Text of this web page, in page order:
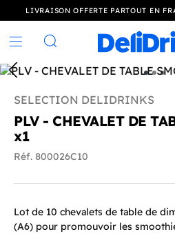
LIVRAISON OFFERTE PARTOUT EN
Rechercher
SELECTION DELIDRINKS
PLV - CHEVALET DE
x1
Réf. 800026C10
Lot de 10 chevalets de table de
(A6) pour promouvoir les